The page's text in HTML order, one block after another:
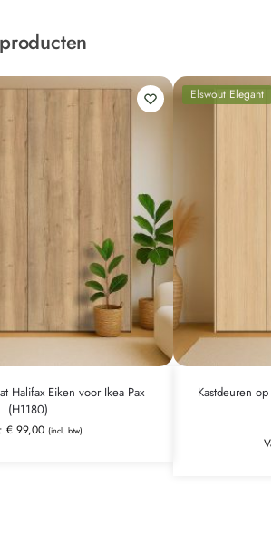
Halifax Eiken voor Ikea Pax
(H1180)
€99,00 (incl. btw)
Elswout Elegant
Kastdeuren